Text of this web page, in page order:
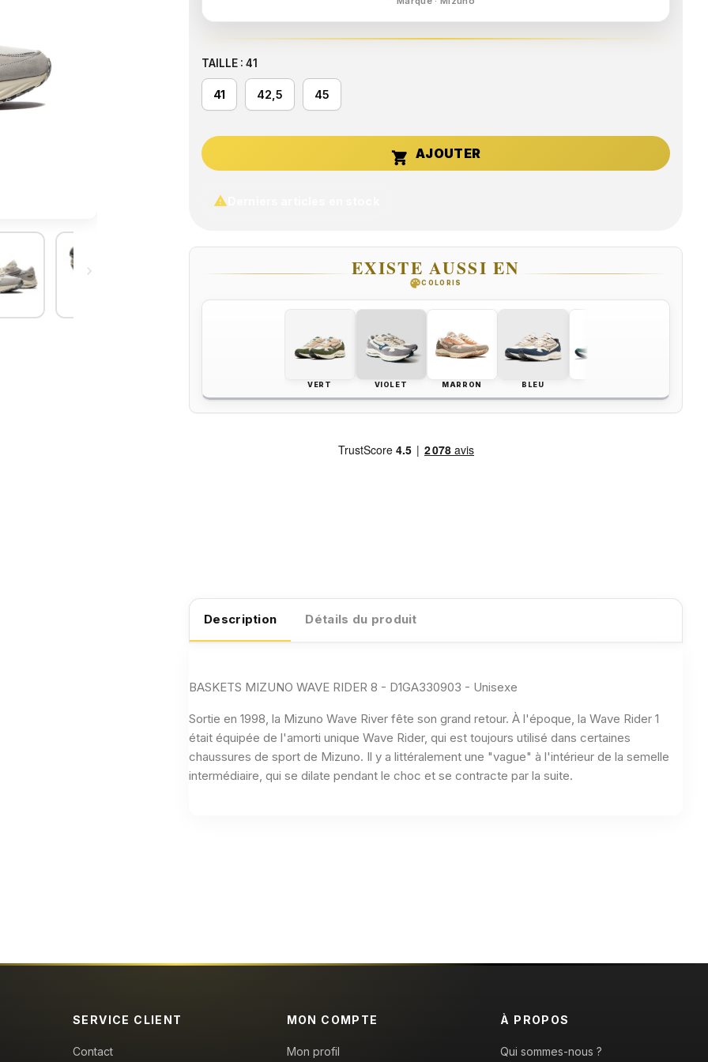

TAILLE : 41
41 42,5 45


EXISTE AUSSI EN
paletteCOLORIS
VERT VIOLET MARRON BLEU
Description Détails du produit
BASKETS MIZUNO WAVE RIDER 8 - D1GA330903 - Unisexe
Sortie en 1998, la Mizuno Wave River fête son grand retour. À l'époque, la Wave Rider 1
était équipée de l'amorti unique Wave Rider, qui est toujours utilisé dans certaines
chaussures de sport de Mizuno. Il y a littéralement une "vague" à l'intérieur de la semelle
intermédiaire, qui se dilate pendant le choc et se contracte par la suite.
SERVICE CLIENT
Contact
MON COMPTE
Mon profil
À PROPOS
Qui sommes-nous ?